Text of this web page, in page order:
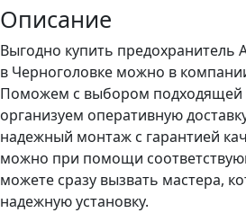
Описание
Выгодно купить предохранитель
в Черноголовке можно в
Поможем с выбором подходящей
организуем оперативную
надежный монтаж с гарантией
можно при помощи
можете сразу вызвать мастера,
надежную установку.